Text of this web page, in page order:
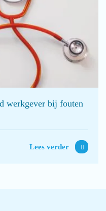
werkgever bij fouten
Lees verder